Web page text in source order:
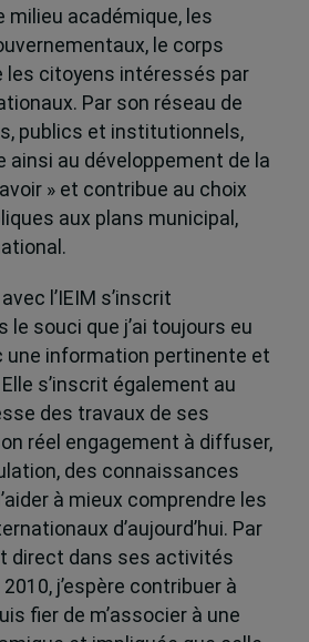
académique, les
le corps
les citoyens intéressés par
Par son réseau de
publics et institutionnels,
ainsi au développement de la
» et contribue au choix
aux plans municipal,
l’IEIM s’inscrit
souci que j’ai toujours eu
une information pertinente et
s’inscrit également au
des travaux de ses
réel engagement à diffuser,
des connaissances
à mieux comprendre les
d’aujourd’hui. Par
direct dans ses activités
j’espère contribuer à
fier de m’associer à une